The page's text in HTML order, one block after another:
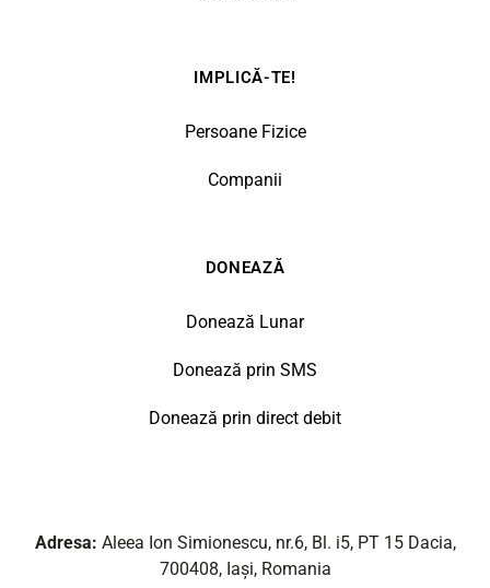
IMPLICĂ-TE!
Persoane Fizice
Companii
DONEAZĂ
Donează Lunar
Donează prin SMS
Donează prin direct debit
Adresa: Aleea Ion Simionescu, nr.6, Bl. i5, PT 15 Dacia,
700408, Iași, Romania